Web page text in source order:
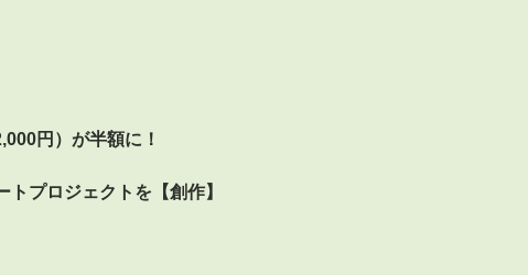
円）が半額に！
プロジェクトを【創作】